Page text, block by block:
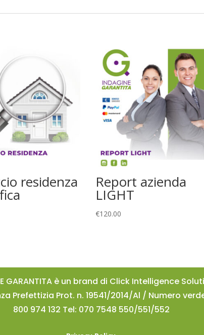
residenza Report azienda
LIGHT
€120.00
GARANTITA è un brand di Click Intelligence
Prefettizia Prot. n. 19541/2014/Al / Numero
800 974 132 Tel: 070 7548 550/551/552